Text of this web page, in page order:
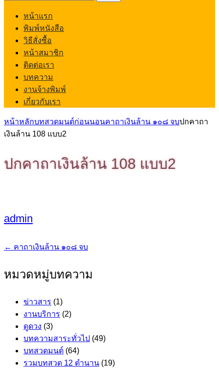
หน้าแรก
พิมพ์หนังสือ
วิธีสั่งซื้อ
หน้าสมาชิก
ติดต่อเรา
บทความ
งานจ้างพิมพ์
เกี่ยวกับเรา
หน้าหลักบทสวดมนต์ก่อนนอนคาถาเงินล้าน ๑๐๘ จบปกคาถา
เงินล้าน 108 แบบ2
ปกคาถาเงินล้าน 108 แบบ2
admin
แนะแนว
เรื่อง
← คาถาเงินล้าน ๑๐๘ จบ
หมวดหมู่บทความ
ข่าวสาร (1)
งานบริการ (2)
ดูดวง (3)
บทความสาระทั่วไป (49)
บทสวดมนต์ (64)
รวมบทสวด 12 ตำนาน (19)